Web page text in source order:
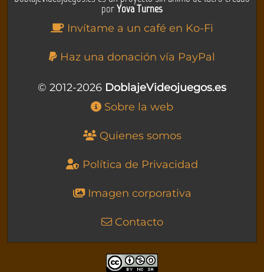
porYova Turnes
Invítame a un café en Ko-Fi
Haz una donación vía PayPal
© 2012-2026 DoblajeVideojuegos.es
Sobre la web
Quienes somos
Política de Privacidad
Imagen corporativa
Contacto